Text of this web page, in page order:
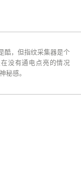
酷，但指纹采集器是个
没有通电点亮的情况
秘感。